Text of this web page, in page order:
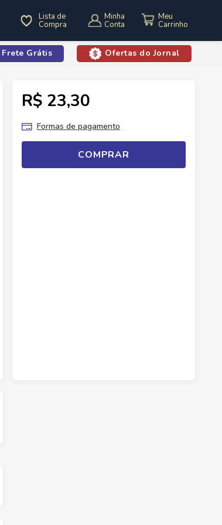
Lista de
Compra
Minha
Conta
Frete Grátis Ofertas do Jornal
Desodorantes Desodorante Aerossol Nivea Derma Contro
R$ 23,30
Formas de pagamento
COMPRAR